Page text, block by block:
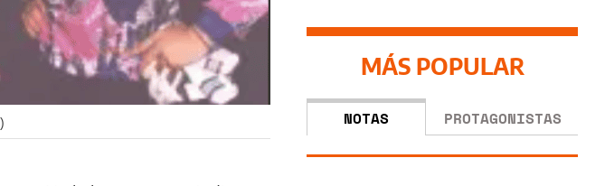
MÁS POPULAR
NOTAS PROTAGONISTAS